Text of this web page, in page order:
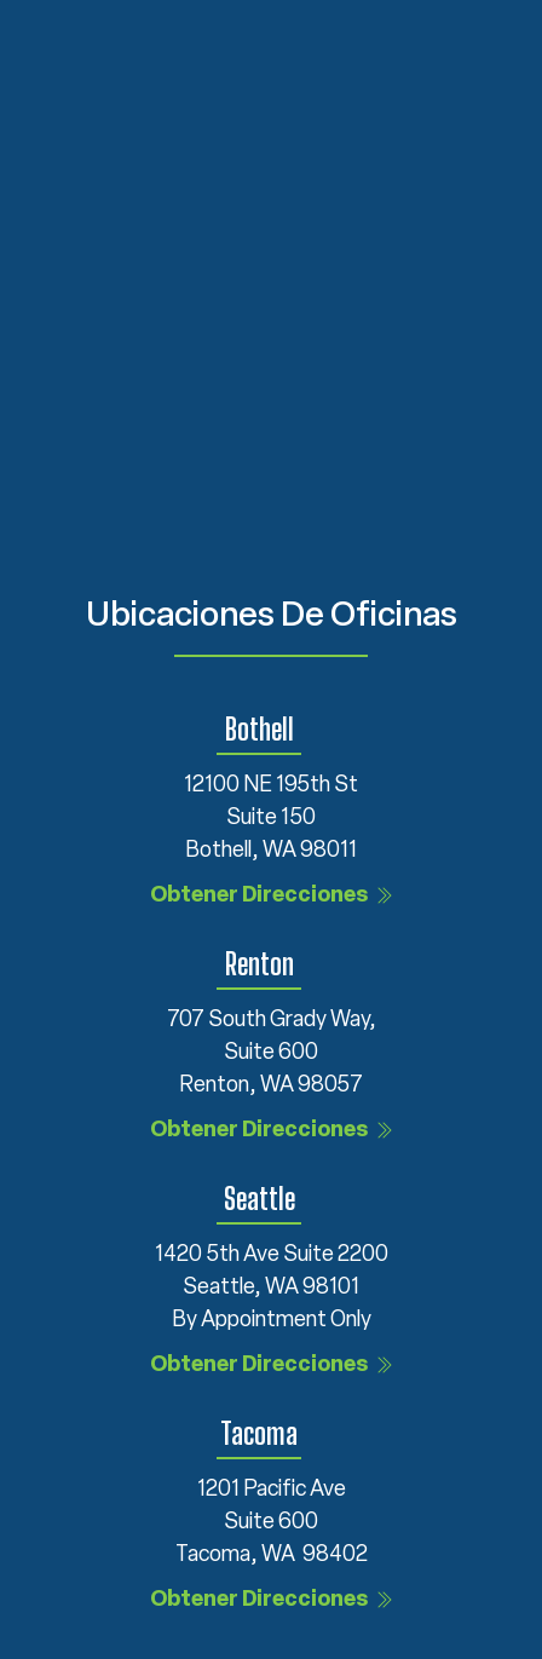
Ubicaciones De Oficinas
Bothell
12100 NE 195th St
Suite 150
Bothell, WA 98011
Obtener Direcciones
Renton
707 South Grady Way,
Suite 600
Renton, WA 98057
Obtener Direcciones
Seattle
1420 5th Ave Suite 2200
Seattle, WA 98101
By Appointment Only
Obtener Direcciones
Tacoma
1201 Pacific Ave
Suite 600
Tacoma, WA 98402
Obtener Direcciones